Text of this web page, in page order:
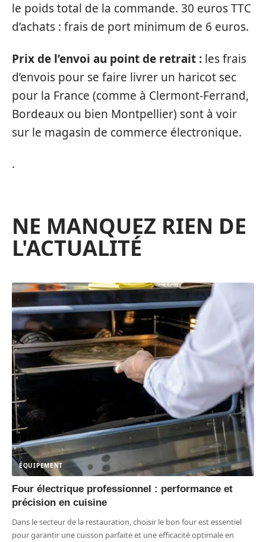
le poids total de la commande. 30 euros TTC
d’achats : frais de port minimum de 6 euros.
Prix de l’envoi au point de retrait : les frais
d’envois pour se faire livrer un haricot sec
pour la France (comme à Clermont-Ferrand,
Bordeaux ou bien Montpellier) sont à voir
sur le magasin de commerce électronique.
.
NE MANQUEZ RIEN DE
L'ACTUALITÉ
ÉQUIPEMENT
Four électrique professionnel : performance et
précision en cuisine
Dans le secteur de la restauration, choisir le bon four est essentiel
pour garantir une cuisson parfaite et une efficacité optimale en